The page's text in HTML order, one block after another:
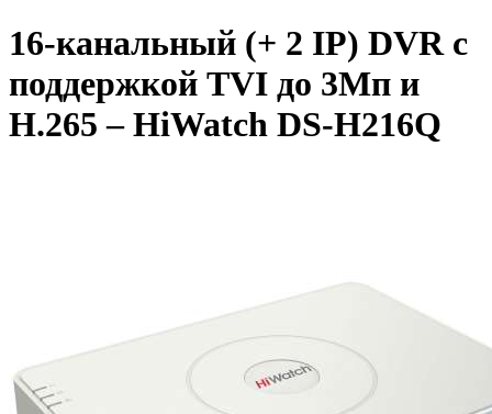
16-канальный (+ 2 IP) DVR с
поддержкой TVI до 3Мп и
H.265 – HiWatch DS-H216Q